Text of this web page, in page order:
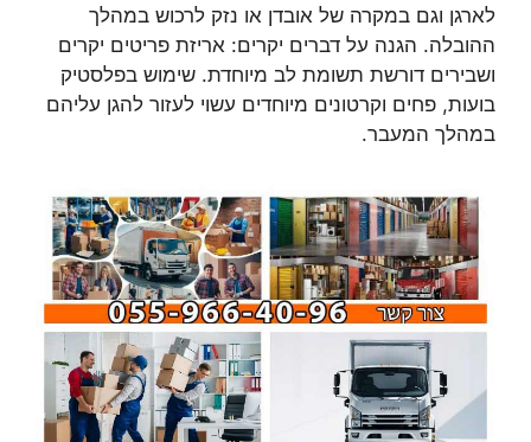
לארגן וגם במקרה של אובדן או נזק לרכוש במהלך
ההובלה. הגנה על דברים יקרים: אריזת פריטים יקרים
ושבירים דורשת תשומת לב מיוחדת. שימוש בפלסטיק
בועות, פחים וקרטונים מיוחדים עשוי לעזור להגן עליהם
במהלך המעבר.